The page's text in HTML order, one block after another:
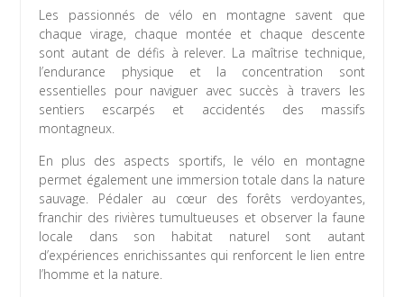
Les passionnés de vélo en montagne savent que
chaque virage, chaque montée et chaque descente
sont autant de défis à relever. La maîtrise technique,
l’endurance physique et la concentration sont
essentielles pour naviguer avec succès à travers les
sentiers escarpés et accidentés des massifs
montagneux.
En plus des aspects sportifs, le vélo en montagne
permet également une immersion totale dans la nature
sauvage. Pédaler au cœur des forêts verdoyantes,
franchir des rivières tumultueuses et observer la faune
locale dans son habitat naturel sont autant
d’expériences enrichissantes qui renforcent le lien entre
l’homme et la nature.